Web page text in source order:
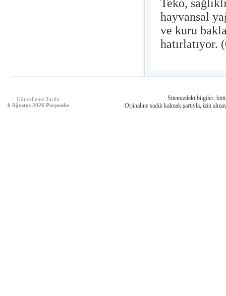
Teko,
hayvansal
ve kuru
hatırlatıyor.
Güncelleme Tarihi
6 Ağustos 2026 Perşembe
Sitemizdeki bilgiler,
Orjinaline sadık kalmak şartıyla, izin